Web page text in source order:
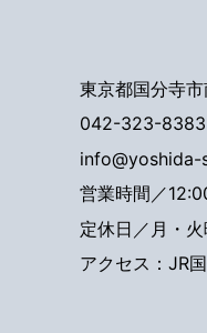
東京都国分寺
042-323-8383
info@yoshida-
営業時間／
定休日／月・火
アクセス：JR